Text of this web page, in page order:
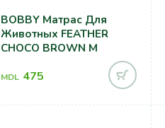
BOBBY Матрас Для
Животных FEATHER
CHOCO BROWN M
MDL 475